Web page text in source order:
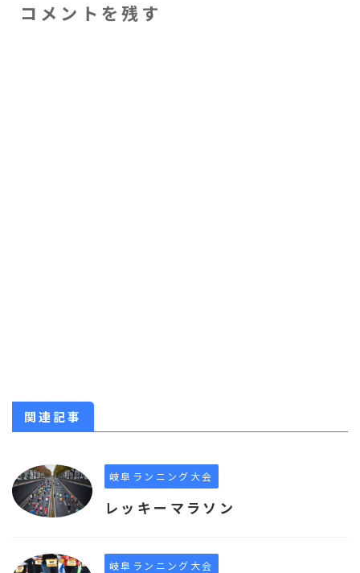
コメントを残す
関連記事
岐阜ランニング大会
レッキーマラソン
岐阜ランニング大会